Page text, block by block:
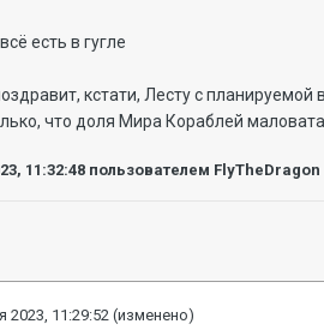
есть в гугле
кстати, Лесту с
что доля Мира Кораблей маловата
11:32:48 пользователем FlyTheDragon
2023, 11:29:52 (изменено)